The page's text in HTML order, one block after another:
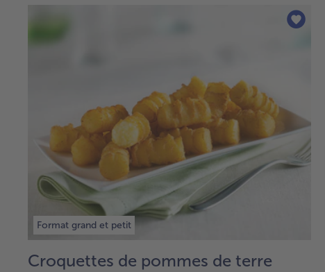
Format grand et petit
Croquettes de pommes de terre